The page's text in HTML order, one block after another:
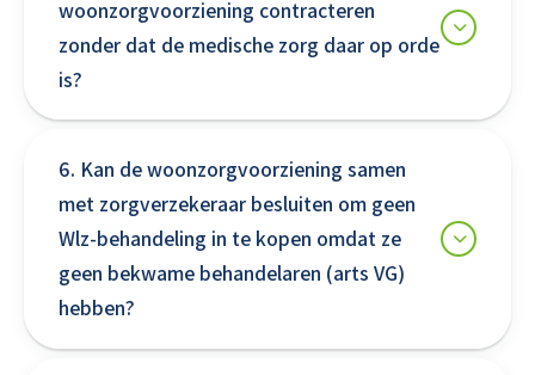
woonzorgvoorziening contracteren
zonder dat de medische zorg daar op orde
is?
6. Kan de woonzorgvoorziening samen
met zorgverzekeraar besluiten om geen
Wlz-behandeling in te kopen omdat ze
geen bekwame behandelaren (arts VG)
hebben?